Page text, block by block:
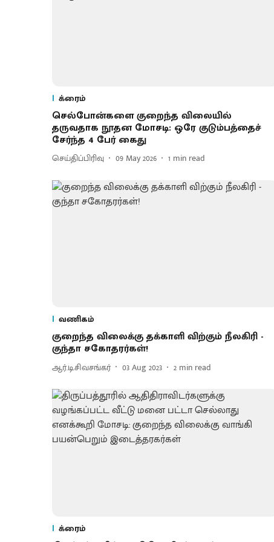
க்ரைம்
செல்போன்களை குறைந்த விலையில்
தருவதாக நூதன மோசடி: ஒரே குடும்பத்தைச்
சேர்ந்த 4 பேர் கைது
செய்திப்பிரிவு 09 May 2026 1 min read
வணிகம்
குறைந்த விலைக்கு தக்காளி விற்கும் நீலகிரி -
குந்தா சகோதரர்கள்!
ஆர்.டி.சிவசங்கர் 03 Aug 2023 2 min read
க்ரைம்